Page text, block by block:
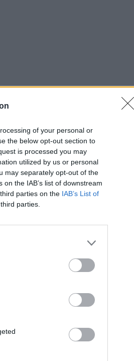
of your personal or
the below opt-out section to
is processed you may
utilized by us or personal
may separately opt-out of the
the IAB’s list of downstream
parties on the IAB’s List of
parties.
Νέο χωροταξικό για
αλλαγές σε Airbnb,
ΘΕΜΑΤΑ
Ο μοναδικός